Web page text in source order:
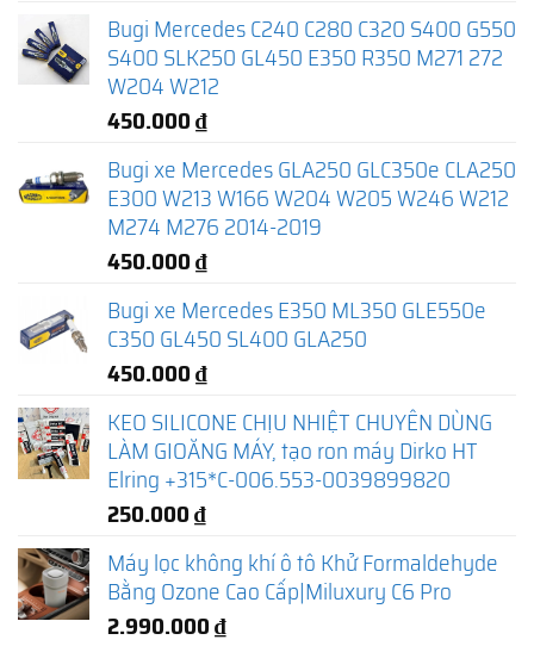
Bugi Mercedes C240 C280 C320 S400 G550
S400 SLK250 GL450 E350 R350 M271 272
W204 W212
450.000₫
Bugi xe Mercedes GLA250 GLC350e CLA250
E300 W213 W166 W204 W205 W246 W212
M274 M276 2014-2019
450.000₫
Bugi xe Mercedes E350 ML350 GLE550e
C350 GL450 SL400 GLA250
450.000₫
KEO SILICONE CHỊU NHIỆT CHUYÊN DÙNG
LÀM GIOĂNG MÁY, tạo ron máy Dirko HT
Elring +315*C-006.553-0039899820
250.000₫
Máy lọc không khí ô tô Khử Formaldehyde
Bằng Ozone Cao Cấp|Miluxury C6 Pro
2.990.000₫